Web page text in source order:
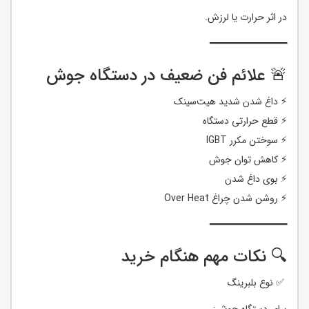
در اثر حرارت یا لرزش.
━━━━━━━━━━━━━━
🚨 علائم فن ضعیف در دستگاه جوش
⚡ داغ شدن شدید هیت‌سینک
⚡ قطع حرارتی دستگاه
⚡ سوختن مکرر IGBT
⚡ کاهش توان جوش
⚡ بوی داغ شدن
⚡ روشن شدن چراغ Over Heat
━━━━━━━━━━━━━━
🔍 نکات مهم هنگام خرید
✅ نوع بلبرینگ